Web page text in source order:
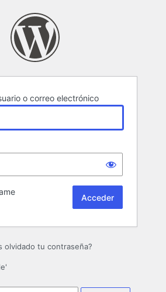
o correo electrónico
olvidado tu contraseña?